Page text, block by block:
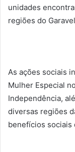
unidades
regiões do
As ações sociais
Mulher Especial
Independência,
diversas regiões
benefícios sociais